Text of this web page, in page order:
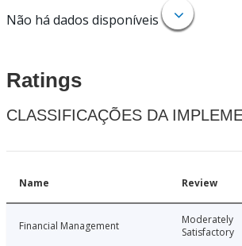
Não há dados disponíveis
Ratings
CLASSIFICAÇÕES DA
Name Review
Financial Management
Moderately
Satisfactory